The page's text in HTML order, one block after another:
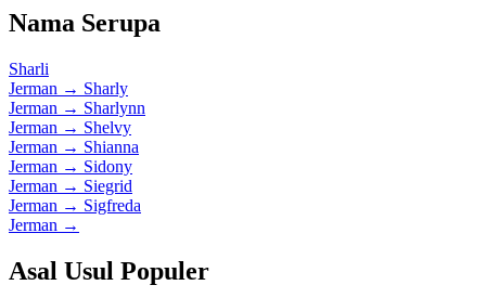
Nama Serupa
Sharli
Jerman → Sharly
Jerman → Sharlynn
Jerman → Shelvy
Jerman → Shianna
Jerman → Sidony
Jerman → Siegrid
Jerman → Sigfreda
Jerman →
Asal Usul Populer